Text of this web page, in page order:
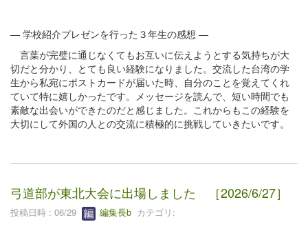
― 学校紹介プレゼンを行った３年生の感想 ―
言葉が完璧に通じなくてもお互いに伝えようとする気持ちが大
切だと分かり、とても良い経験になりました。交流した台湾の学
生から私宛にポストカードが届いた時、自分のことを覚えてくれ
ていて特に嬉しかったです。メッセージを読んで、短い時間でも
素敵な出会いができたのだと感じました。これからもこの経験を
大切にして外国の人との交流に積極的に挑戦していきたいです。
弓道部が東北大会に出場しました ［2026/6/27］
投稿日時 : 06/29 編集長b カテゴリ: